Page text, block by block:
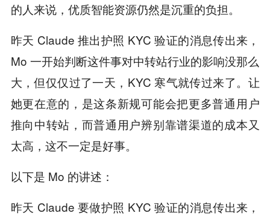
的人来说，优质智能资源仍然是沉重的负担。
昨天 Claude 推出护照 KYC 验证的消息传出来，
Mo 一开始判断这件事对中转站行业的影响没那么
大，但仅仅过了一天，KYC 寒气就传过来了。让
她更在意的，是这条新规可能会把更多普通用户
推向中转站，而普通用户辨别靠谱渠道的成本又
太高，这不一定是好事。
以下是 Mo 的讲述：
昨天 Claude 要做护照 KYC 验证的消息传出来，